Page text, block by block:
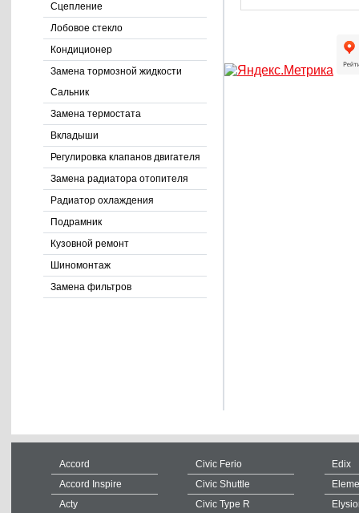
Сцепление
Лобовое стекло
Кондиционер
Замена тормозной жидкости
Сальник
Замена термостата
Вкладыши
Регулировка клапанов двигателя
Замена радиатора отопителя
Радиатор охлаждения
Подрамник
Кузовной ремонт
Шиномонтаж
Замена фильтров
Accord
Accord Inspire
Acty
Civic Ferio
Civic Shuttle
Civic Type R
Edix